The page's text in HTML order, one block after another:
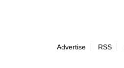
Advertise RSS